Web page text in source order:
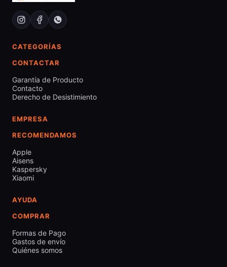
CATEGORÍAS
CONTACTAR
Garantía de Producto
Contacto
Derecho de Desistimiento
EMPRESA
RECOMENDAMOS
Apple
Aisens
Kaspersky
Xiaomi
AYUDA
COMPRAR
Formas de Pago
Gastos de envío
Quiénes somos